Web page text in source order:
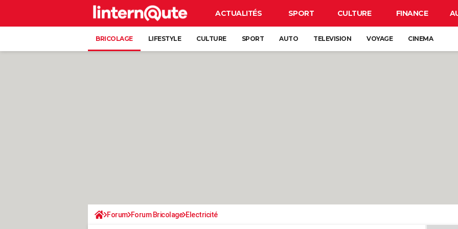
ACTUALITÉS SPORT CULTURE FINANCE
BRICOLAGE LIFESTYLE CULTURE SPORT AUTO TELEVISION VOYAGE CINEMA
Forum Forum Bricolage Electricité